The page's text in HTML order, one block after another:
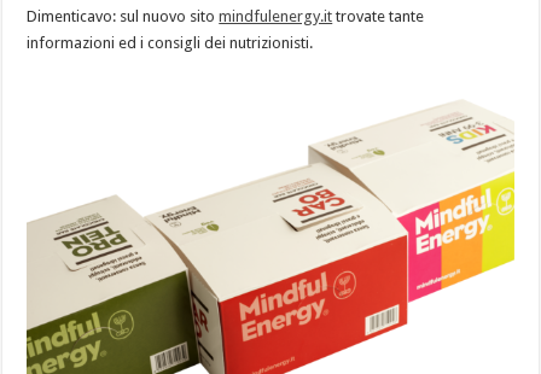
Dimenticavo: sul nuovo sitomindfulenergy.it trovate tante
informazioni ed i consigli dei nutrizionisti.